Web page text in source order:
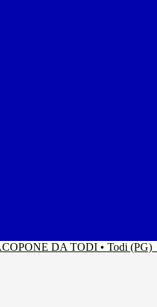
DA TODI • Todi (PG)